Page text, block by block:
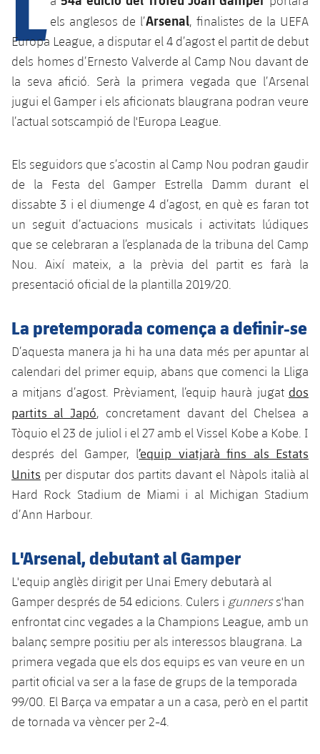
plusicon
més
Instal·lacions
Spotify Camp Nou
Palau Blaugrana
Estadi Johan Cruyff
Barça Cafe
Ciutat Esportiva
plusicon
més
Serveis
Serveis Mèdics
Accessibilitat
Acreditacions
Instal·lacions
SUB13
SUB12
SUB11 A
SUB10 A
SUB10 B
SUB9 A
SUB9 B
SUB8 B
SUB13 B
SUB12 C
SUB11 C
Entrades
Gameday Shows
Resultats
Jugadors
Fotos
Història
Palmarès
Base
Barça Atlètic
Junior
Infantil A
Infantil B
Mini
Campus Estiu
PLUSICON
MÉS
Primer Equip
plusicon
més
Actualitat
Entrades
Resultats
Classificació
Fotos
Història
Palmarès
Barça Atlètic
plusicon
més
Actualitat
Resultats
Classificació
Fotos
Base
plusicon
més
Actualitat
Cadet A
Infantil A
Infantil B
PLUSICON
MÉS
Primer equip
plusicon
més
Actualitat
Entrades
Classificació
Jugadors
Fotos
Història
Barça Atlètic
plusicon
més
Calendari
Resultats
Jugadors
Classificació
plusicon
més
Actualitat
Juvenil
Cadet
Aleví
Campus Verano
PLUSICON
MÉS
Primer equip
plusicon
més
Actualitat
Resultats
Classificació
Jugadors
Fotos
Història
Barça Atlètic
plusicon
més
Actualitat
Resultats
Jugadors
Classificació
Base
plusicon
més
Actualitat
Barça C
Junior
Juvenil
Aleví
Campus Estiu
PLUSICON
MÉS
Informació general
plusicon
més
Notícies
Atletisme
plusicon
més
Actualitat
Bàsquet en cadira de rodes
plusicon
més
els anglesos de l’Arsenal, finalistes de la UEFA
Europa League, a disputar el 4 d’agost el partit de debut
dels homes d’Ernesto Valverde al Camp Nou davant de
la seva afició. Serà la primera vegada que l’Arsenal
jugui el Gamper i els aficionats blaugrana podran veure
l’actual sotscampió de l'Europa League.
Els seguidors que s’acostin al Camp Nou podran gaudir
de la Festa del Gamper Estrella Damm durant el
dissabte 3 i el diumenge 4 d’agost, en què es faran tot
un seguit d’actuacions musicals i activitats lúdiques
que se celebraran a l’esplanada de la tribuna del Camp
Nou. Així mateix, a la prèvia del partit es farà la
presentació oficial de la plantilla 2019/20.
La pretemporada comença a definir-se
D’aquesta manera ja hi ha una data més per apuntar al
calendari del primer equip, abans que comenci la Lliga
a mitjans d’agost. Prèviament, l’equip haurà jugat dos
partits al Japó, concretament davant del Chelsea a
Tòquio el 23 de juliol i el 27 amb el Vissel Kobe a Kobe. I
després del Gamper, l’equip viatjarà fins als Estats
Units per disputar dos partits davant el Nàpols italià al
Hard Rock Stadium de Miami i al Michigan Stadium
d’Ann Harbour.
L'Arsenal, debutant al Gamper
L'equip anglès dirigit per Unai Emery debutarà al
Gamper després de 54 edicions. Culers i gunnerss'han
enfrontat cinc vegades a la Champions League, amb un
balanç sempre positiu per als interessos blaugrana. La
primera vegada que els dos equips es van veure en un
partit oficial va ser a la fase de grups de la temporada
99/00. El Barça va empatar a un a casa, però en el partit
de tornada va vèncer per 2-4.